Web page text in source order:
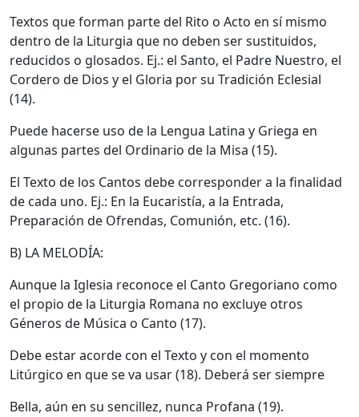
Textos que forman parte del Rito o Acto en sí mismo
dentro de la Liturgia que no deben ser sustituidos,
reducidos o glosados. Ej.: el Santo, el Padre Nuestro, el
Cordero de Dios y el Gloria por su Tradición Eclesial
(14).
Puede hacerse uso de la Lengua Latina y Griega en
algunas partes del Ordinario de la Misa (15).
El Texto de los Cantos debe corresponder a la finalidad
de cada uno. Ej.: En la Eucaristía, a la Entrada,
Preparación de Ofrendas, Comunión, etc. (16).
B) LA MELODÍA:
Aunque la Iglesia reconoce el Canto Gregoriano como
el propio de la Liturgia Romana no excluye otros
Géneros de Música o Canto (17).
Debe estar acorde con el Texto y con el momento
Litúrgico en que se va usar (18). Deberá ser siempre
Bella, aún en su sencillez, nunca Profana (19).